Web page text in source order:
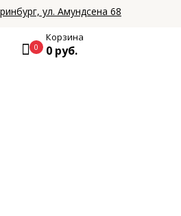
ул. Амундсена 68
0
Корзина
0 руб.